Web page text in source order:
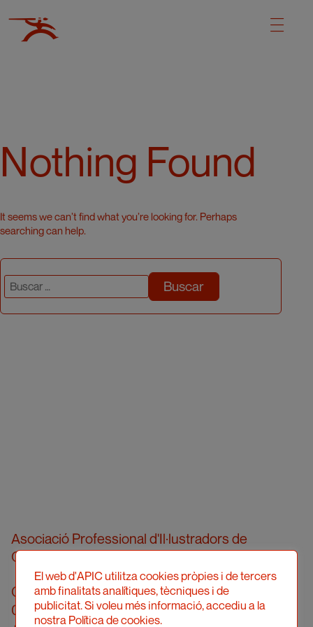
Nothing Found
It seems we can’t find what you’re looking for. Perhaps
searching can help.
Buscar:
Asociació Professional d'Il·lustradors de
Catalunya
Calle Londres, 96, pral. 2a
08036 Barcelona
El web d'APIC utilitza cookies pròpies i de tercers
amb finalitats analítiques, tècniques i de
publicitat. Si voleu més informació, accediu a la
nostra Política de cookies.